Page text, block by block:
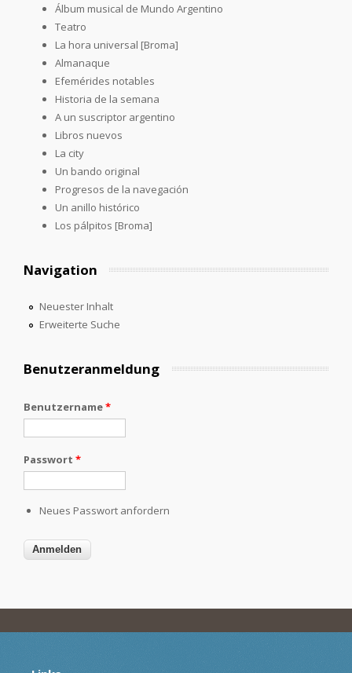
Álbum musical de Mundo Argentino
Teatro
La hora universal [Broma]
Almanaque
Efemérides notables
Historia de la semana
A un suscriptor argentino
Libros nuevos
La city
Un bando original
Progresos de la navegación
Un anillo histórico
Los pálpitos [Broma]
Navigation
Neuester Inhalt
Erweiterte Suche
Benutzeranmeldung
Benutzername*
Passwort *
Neues Passwort anfordern